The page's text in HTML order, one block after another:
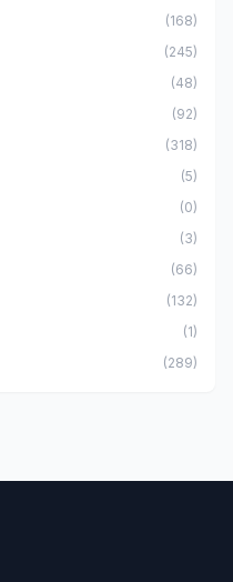
(168)
(245)
(48)
(92)
(318)
(5)
(0)
(3)
(66)
(132)
(1)
(289)